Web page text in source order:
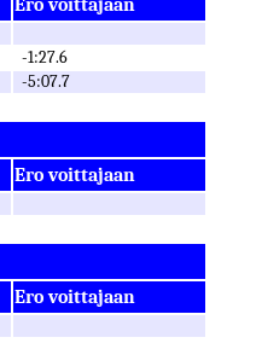
Ero voittajaan
-1:27.6
-5:07.7
Ero voittajaan
Ero voittajaan